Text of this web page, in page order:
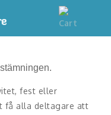
fest eller
få alla deltagare att